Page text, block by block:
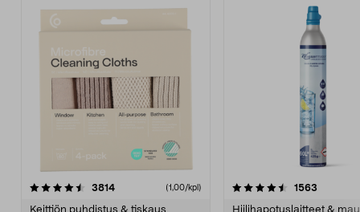
3814arvostelut (1,00/kpl)
4.5viidestä
1563
4.5viidestä